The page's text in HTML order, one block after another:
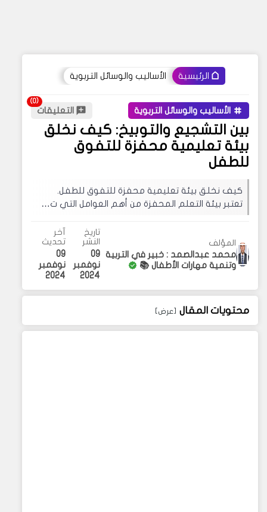
الرئيسية الأساليب والوسائل التربوية
الأساليب والوسائل التربوية التعليقات
بين التشجيع والتوبيخ: كيف نخلق
بيئة تعليمية محفزة للتفوق
للطفل
كيف نخلق بيئة تعليمية محفزة للتفوق للطفل.
تعتبر بيئة التعلم المحفزة من أهم العوامل التي ت…
المؤلف
محمد عبدالصمد : خبير في التربية
وتنمية مهارات الأطفال 📚
تاريخ
النشر
09
نوفمبر
2024
آخر
تحديث
09
نوفمبر
2024
محتويات المقال